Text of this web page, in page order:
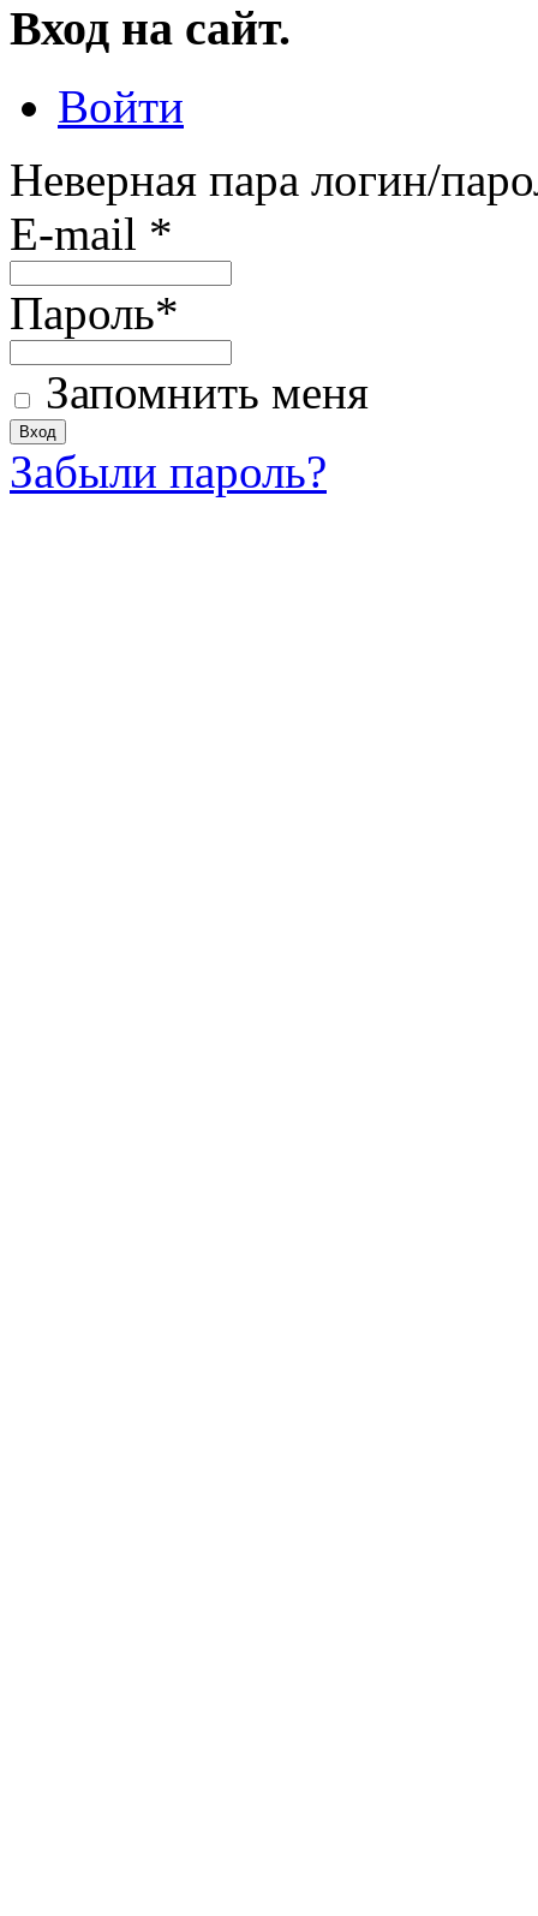
Вход на сайт.
Войти
Неверная пара логин/
E-mail *
Пароль*
Запомнить меня
Забыли пароль?